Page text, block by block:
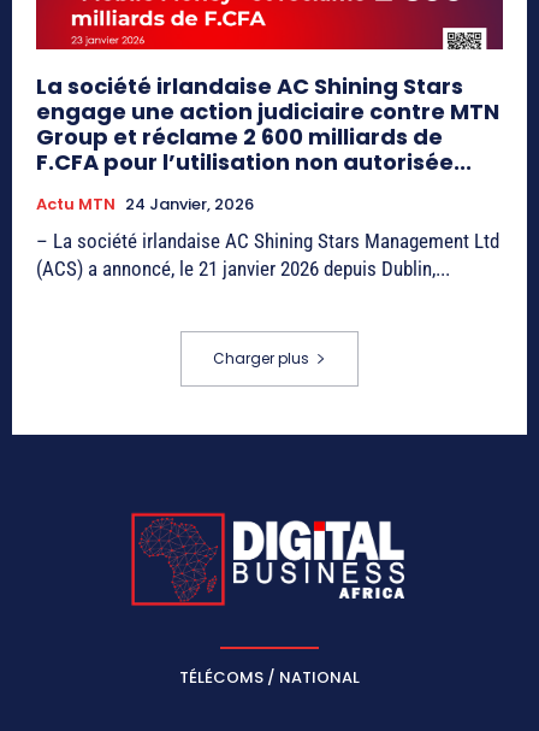
La société irlandaise AC Shining Stars
engage une action judiciaire contre MTN
Group et réclame 2 600 milliards de
F.CFA pour l’utilisation non autorisée...
Actu MTN 24 Janvier, 2026
– La société irlandaise AC Shining Stars Management Ltd
(ACS) a annoncé, le 21 janvier 2026 depuis Dublin,...
Charger plus
TÉLÉCOMS / NATIONAL